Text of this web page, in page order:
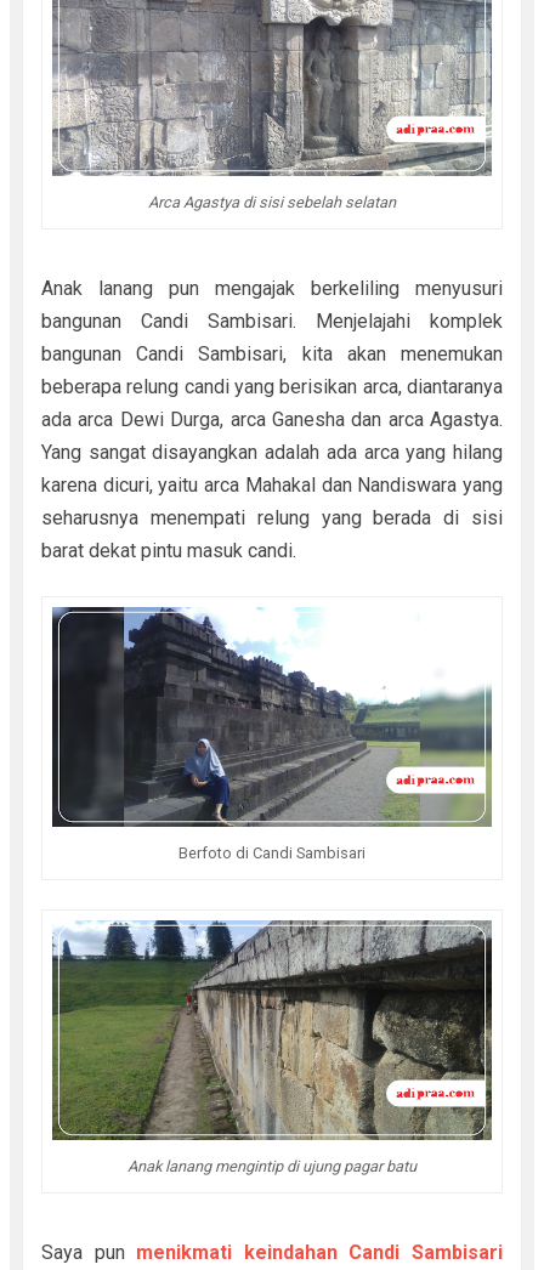
Arca Agastya di sisi sebelah selatan
Anak lanang pun mengajak berkeliling menyusuri
bangunan Candi Sambisari. Menjelajahi komplek
bangunan Candi Sambisari, kita akan menemukan
beberapa relung candi yang berisikan arca, diantaranya
ada arca Dewi Durga, arca Ganesha dan arca Agastya.
Yang sangat disayangkan adalah ada arca yang hilang
karena dicuri, yaitu arca Mahakal dan Nandiswara yang
seharusnya menempati relung yang berada di sisi
barat dekat pintu masuk candi.
Berfoto di Candi Sambisari
Anak lanang mengintip di ujung pagar batu
Saya pun menikmati keindahan Candi Sambisari